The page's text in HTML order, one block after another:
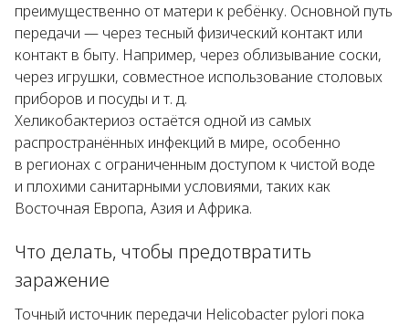
преимущественно от матери к ребёнку. Основной путь
передачи — через тесный физический контакт или
контакт в быту. Например, через облизывание соски,
через игрушки, совместное использование столовых
приборов и посуды и т. д.
Хеликобактериоз остаётся одной из самых
распространённых инфекций в мире, особенно
в регионах с ограниченным доступом к чистой воде
и плохими санитарными условиями, таких как
Восточная Европа, Азия и Африка.
Что делать, чтобы предотвратить
заражение
Точный источник передачи Helicobacter pylori пока